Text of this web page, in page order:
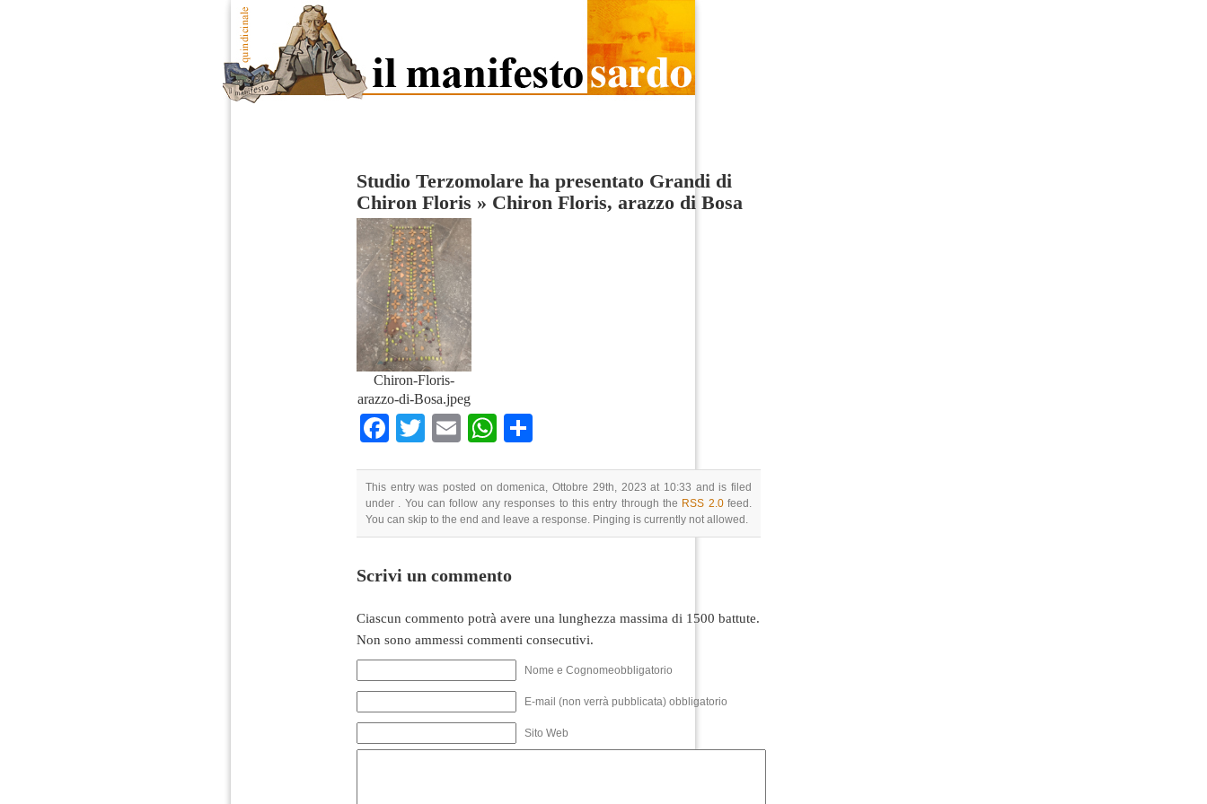
Studio Terzomolare ha presentato Grandi di
Chiron Floris » Chiron Floris, arazzo di Bosa
Chiron-Floris-
arazzo-di-Bosa.jpeg
Facebook
TwitterEmailWhatsApp
This entry was posted on domenica, Ottobre 29th, 2023 at 10:33 and is filed
under . You can follow any responses to this entry through the RSS 2.0feed.
You can skip to the end and leave a response. Pinging is currently not allowed.
Scrivi un commento
Ciascun commento potrà avere una lunghezza massima di 1500 battute.
Non sono ammessi commenti consecutivi.
Nome e Cognomeobbligatorio
E-mail (non verrà pubblicata) obbligatorio
Sito Web